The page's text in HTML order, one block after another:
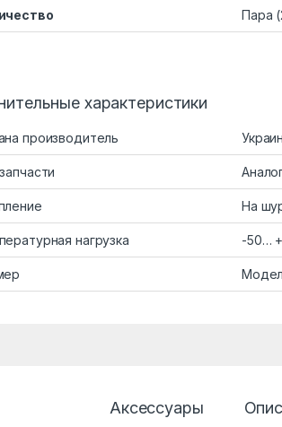
Пара
характеристики
производитель
На
нагрузка -50…
Аксессуары